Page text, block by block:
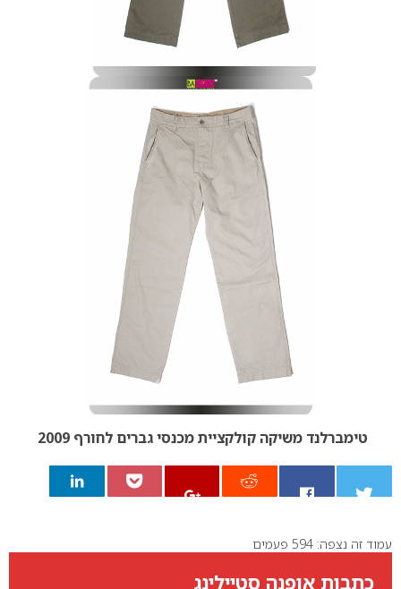
טימברלנד משיקה קולקציית מכנסי גברים לחורף 2009
0
עמוד זה נצפה: 594 פעמים
כתבות אופנה סטיילינג